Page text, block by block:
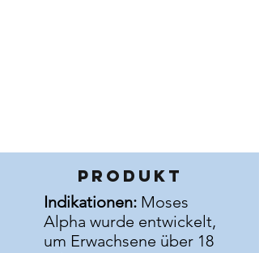
Produkt
Indikationen: Moses
Alpha wurde entwickelt,
um Erwachsene über 18